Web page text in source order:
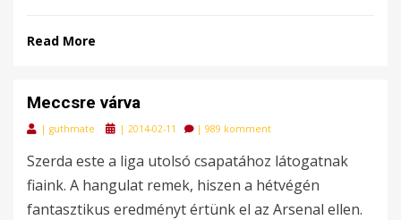
Read More
Meccsre várva
| guthmate
Posted
| 2014-02-11 | 989 komment
Szerda este a liga utolsó csapatához látogatnak
fiaink. A hangulat remek, hiszen a hétvégén
fantasztikus eredményt értünk el az Arsenal ellen.